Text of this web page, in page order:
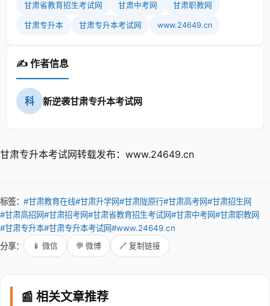
甘肃省教育招生考试网 甘肃中考网 甘肃职教网
甘肃专升本 甘肃专升本考试网 www.24649.cn
✍️ 作者信息
科 新逆袭甘肃专升本考试网
甘肃专升本考试网转载发布：www.24649.cn
标签： #甘肃教育在线#甘肃升学网#甘肃陇原行#甘肃高考网#甘肃招生网
#甘肃高招网#甘肃招考网#甘肃省教育招生考试网#甘肃中考网#甘肃职教网
#甘肃专升本#甘肃专升本考试网#www.24649.cn
分享：
📱 微信 💬 微博 🔗 复制链接
📰 相关文章推荐